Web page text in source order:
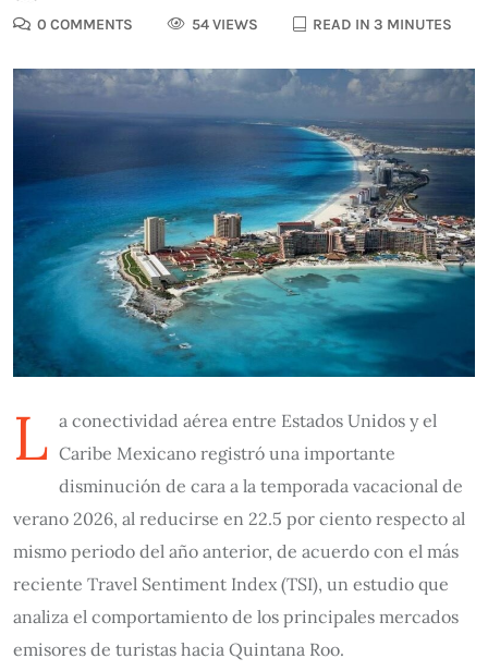
0 COMMENTS
54 VIEWS READ IN 3 MINUTES
L a conectividad aérea entre Estados Unidos y el
Caribe Mexicano registró una importante
disminución de cara a la temporada vacacional de
verano 2026, al reducirse en 22.5 por ciento respecto al
mismo periodo del año anterior, de acuerdo con el más
reciente Travel Sentiment Index (TSI), un estudio que
analiza el comportamiento de los principales mercados
emisores de turistas hacia Quintana Roo.